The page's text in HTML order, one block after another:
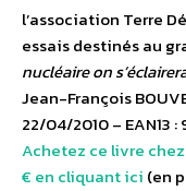
l’association Terre
essais destinés au
nucléaire on
Jean-François
22/04/2010 – EAN13 :
Achetez ce livre
€ en cliquant ici (en